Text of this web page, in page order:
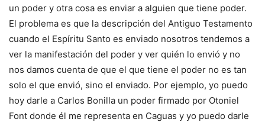
un poder y otra cosa es enviar a alguien que tiene poder.
El problema es que la descripción del Antiguo Testamento
cuando el Espíritu Santo es enviado nosotros tendemos a
ver la manifestación del poder y ver quién lo envió y no
nos damos cuenta de que el que tiene el poder no es tan
solo el que envió, sino el enviado. Por ejemplo, yo puedo
hoy darle a Carlos Bonilla un poder firmado por Otoniel
Font donde él me representa en Caguas y yo puedo darle